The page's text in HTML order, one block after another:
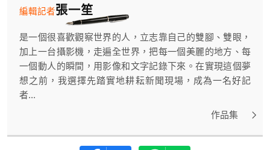
張一笙
編輯記者
是一個很喜歡觀察世界的人，立志靠自己的雙腳、雙眼，
加上一台攝影機，走遍全世界，把每一個美麗的地方、每
一個動人的瞬間，用影像和文字記錄下來。在實現這個夢
想之前，我選擇先踏實地耕耘新聞現場，成為一名好記
者...
作品集